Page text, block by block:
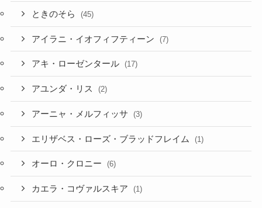
ときのそら (45)
アイラニ・イオフィフティーン (7)
アキ・ローゼンタール (17)
アユンダ・リス (2)
アーニャ・メルフィッサ (3)
エリザベス・ローズ・ブラッドフレイム (1)
オーロ・クロニー (6)
カエラ・コヴァルスキア (1)